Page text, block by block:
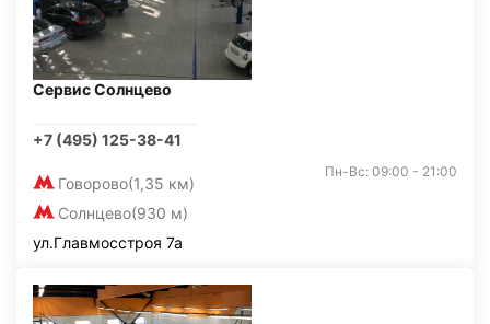
Сервис Солнцево
+7 (495) 125-38-41
Говорово(1,35 км)
Солнцево(930 м)
Пн-Вс: 09:00 - 21:00
ул.Главмосстроя 7а